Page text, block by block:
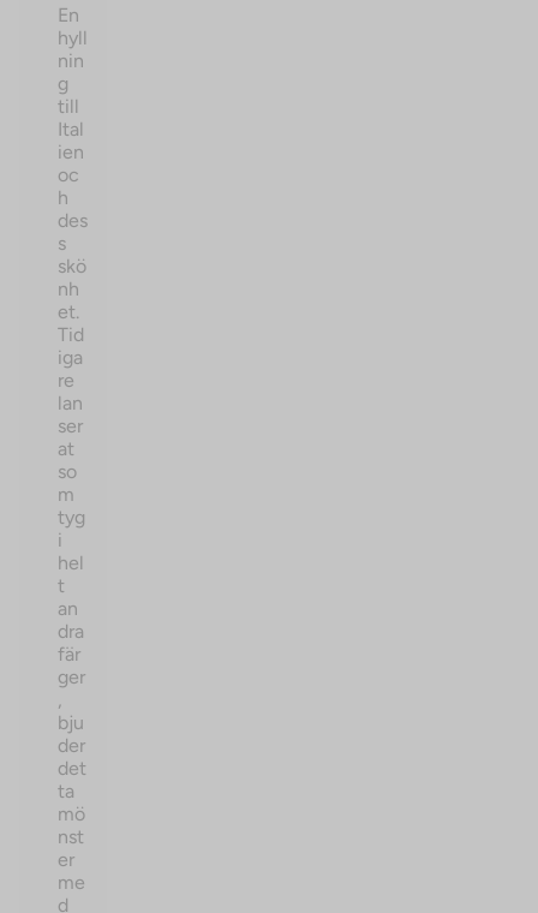
En
hyll
nin
g
till
Ital
ien
oc
h
des
s
skö
nh
et.
Tid
iga
re
lan
ser
at
so
m
tyg
i
hel
t
an
dra
fär
ger
,
bju
der
det
ta
mö
nst
er
me
d